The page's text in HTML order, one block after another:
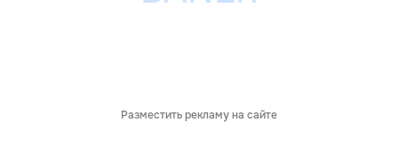
Разместить рекламу на сайте